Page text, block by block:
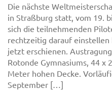
Die nächste
in Straßburg statt, vom 19.
sich die teilnehmenden
rechtzeitig darauf einstellen
jetzt erschienen.
Rotonde Gymnasiums, 44
Meter hohen Decke.
September […]